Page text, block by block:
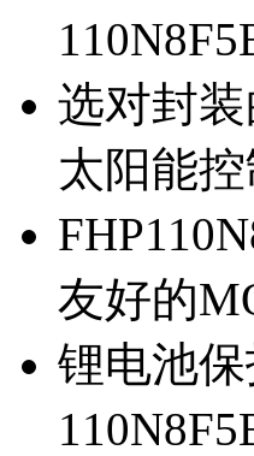
选对封
太阳能控
友好的
锂电池